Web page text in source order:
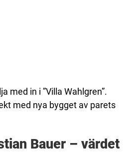
med in i ”Villa Wahlgren”.
med nya bygget av parets
Bauer – värdet